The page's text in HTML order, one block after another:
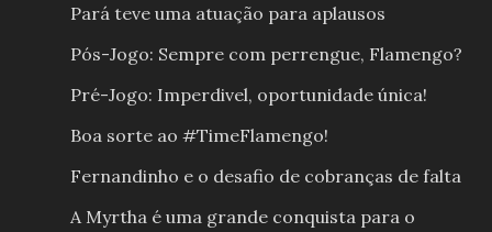
Pará teve uma atuação para aplausos
Pós-Jogo: Sempre com perrengue, Flamengo?
Pré-Jogo: Imperdivel, oportunidade única!
Boa sorte ao #TimeFlamengo!
Fernandinho e o desafio de cobranças de falta
A Myrtha é uma grande conquista para o